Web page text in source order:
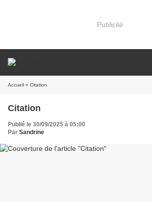
Publicité
Accueil » Citation
Citation
Publié le 30/09/2025 à 05:00
Par Sandrine